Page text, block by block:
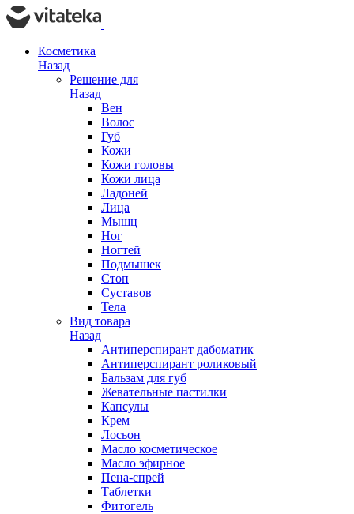
Косметика
Назад
Решение для
Назад
Вен
Волос
Губ
Кожи
Кожи головы
Кожи лица
Ладоней
Лица
Мышц
Ног
Ногтей
Подмышек
Стоп
Суставов
Тела
Вид товара
Назад
Антиперспирант дабоматик
Антиперспирант роликовый
Бальзам для губ
Жевательные пастилки
Капсулы
Крем
Лосьон
Масло косметическое
Масло эфирное
Пена-спрей
Таблетки
Фитогель